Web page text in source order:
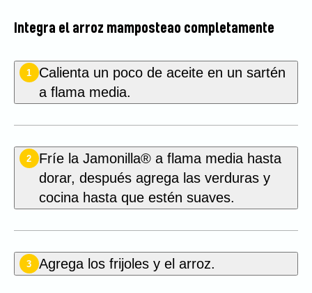
Integra el arroz mamposteao completamente
1
Calienta un poco de aceite en un sartén
a flama media.
2
Fríe la Jamonilla® a flama media hasta
dorar, después agrega las verduras y
cocina hasta que estén suaves.
3 Agrega los frijoles y el arroz.